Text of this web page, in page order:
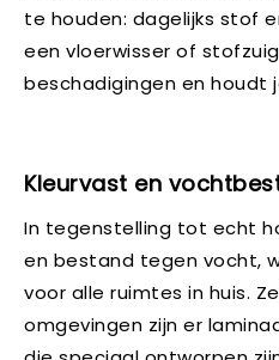
te houden: dagelijks stof
een vloerwisser of
beschadigingen en houdt
Kleurvast en
In tegenstelling tot echt
en bestand tegen vocht,
voor alle ruimtes in huis.
omgevingen zijn er